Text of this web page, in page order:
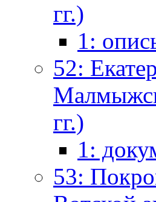
гг.)
1:
52:
гг.)
1:
53: